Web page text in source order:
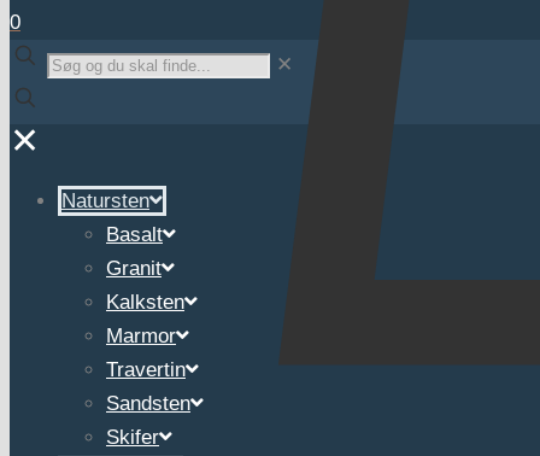
0
✕
✕
Natursten
Basalt
Granit
Kalksten
Marmor
Travertin
Sandsten
Skifer